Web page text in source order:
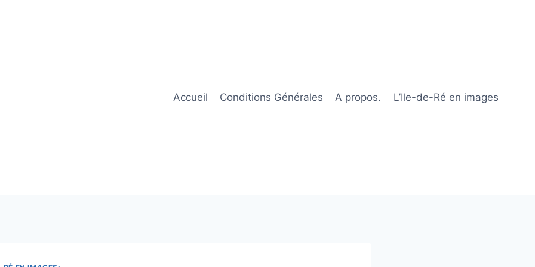
Accueil Conditions Générales A propos. L’Ile-de-Ré en images